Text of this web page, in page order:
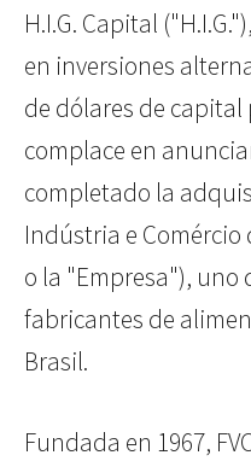
H.I.G. Capital
en inversiones
de dólares de
complace en
completado la
Indústria e Comércio
o la "Empresa"), uno
fabricantes de
Brasil.
Fundada en 1967,